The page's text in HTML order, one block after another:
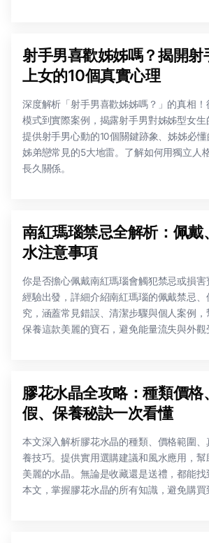
射手男喜歡姊姊嗎？揭開射
上女的10個真實心理
深度解析「射手男喜歡姊姊嗎？」的真相
模式到實際案例，揭露射手男對姊姊型女
提供射手男心動的10個關鍵跡象、姊姊必
姊弟戀常見的5大地雷。了解如何用獨立人
長久關係。
南紅瑪瑙禁忌全解析：佩戴
水注意事項
你是否擔心佩戴南紅瑪瑙會觸犯禁忌或損
經驗出發，詳細介紹南紅瑪瑙的佩戴禁忌
究，涵蓋常見錯誤、清潔步驟與個人案例
保養這款美麗的寶石，避免能量流失與外觀
膠花水晶全攻略：種類價格
假、保養秘訣一次看懂
本文深入解析膠花水晶的種類、價格範圍
養技巧。提供實用選購建議和風水應用，
美麗的水晶。無論是收藏還是送禮，都能
本文，掌握膠花水晶的所有知識，避免購買